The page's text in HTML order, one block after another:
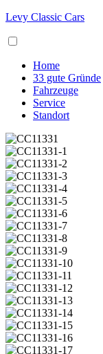
Levy Classic Cars
Home
33 gute Gründe
Fahrzeuge
Service
Standort